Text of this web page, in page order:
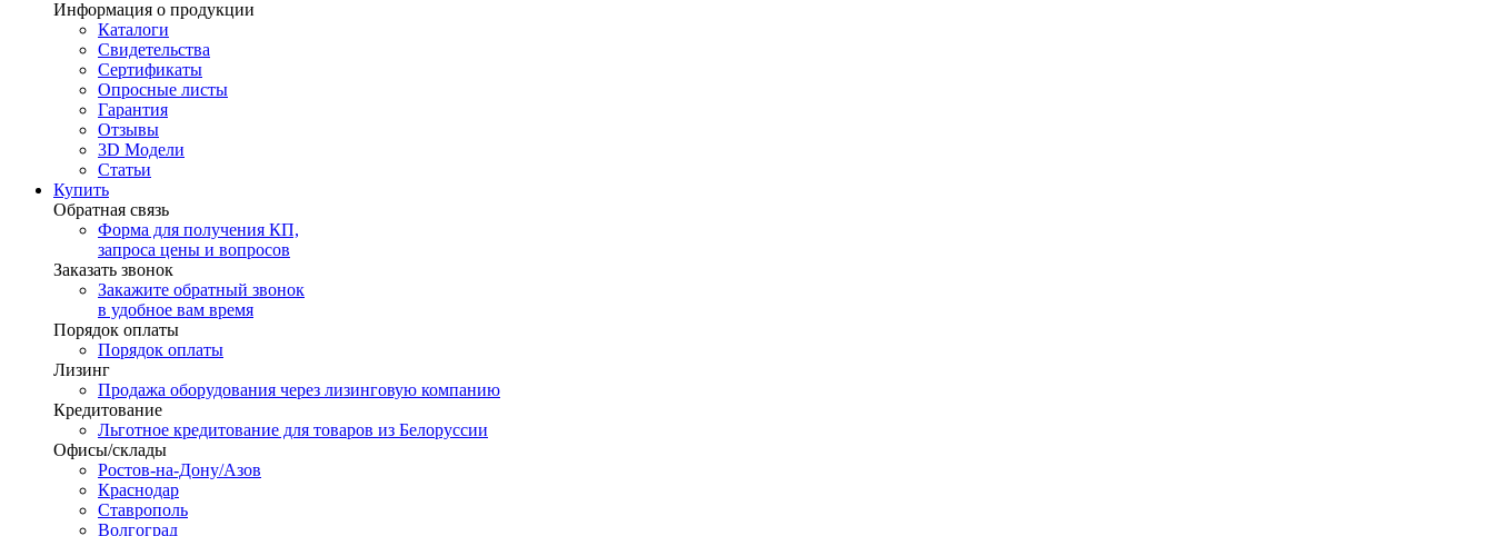
Информация о продукции
Каталоги
Свидетельства
Сертификаты
Опросные листы
Гарантия
Отзывы
3D Модели
Статьи
Купить
Обратная связь
Форма для получения КП,
запроса цены и вопросов
Заказать звонок
Закажите обратный звонок
в удобное вам время
Порядок оплаты
Порядок оплаты
Лизинг
Продажа оборудования через лизинговую компанию
Кредитование
Льготное кредитование для товаров из Белоруссии
Офисы/склады
Ростов-на-Дону/Азов
Краснодар
Ставрополь
Волгоград